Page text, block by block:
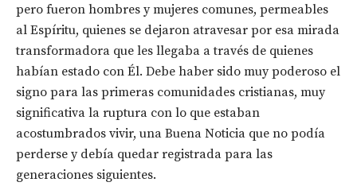
pero fueron hombres y mujeres comunes, permeables
al Espíritu, quienes se dejaron atravesar por esa mirada
transformadora que les llegaba a través de quienes
habían estado con Él. Debe haber sido muy poderoso el
signo para las primeras comunidades cristianas, muy
significativa la ruptura con lo que estaban
acostumbrados vivir, una Buena Noticia que no podía
perderse y debía quedar registrada para las
generaciones siguientes.